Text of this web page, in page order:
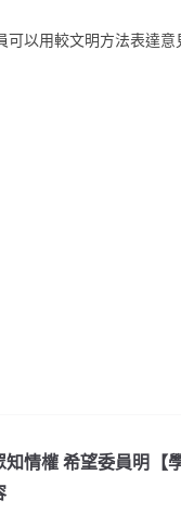
可以用較文明方法表達意
情權 希望委員明